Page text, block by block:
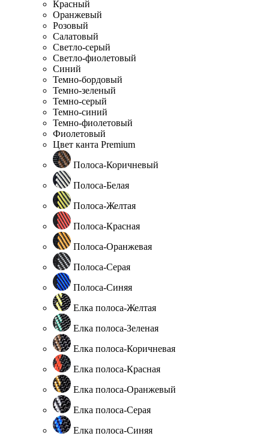
Красный
Оранжевый
Розовый
Салатовый
Светло-серый
Светло-фиолетовый
Синий
Темно-бордовый
Темно-зеленый
Темно-серый
Темно-синий
Темно-фиолетовый
Фиолетовый
Цвет канта Premium
Полоса-Коричневый
Полоса-Белая
Полоса-Желтая
Полоса-Красная
Полоса-Оранжевая
Полоса-Серая
Полоса-Синяя
Елка полоса-Желтая
Елка полоса-Зеленая
Елка полоса-Коричневая
Елка полоса-Красная
Елка полоса-Оранжевый
Елка полоса-Серая
Елка полоса-Синяя